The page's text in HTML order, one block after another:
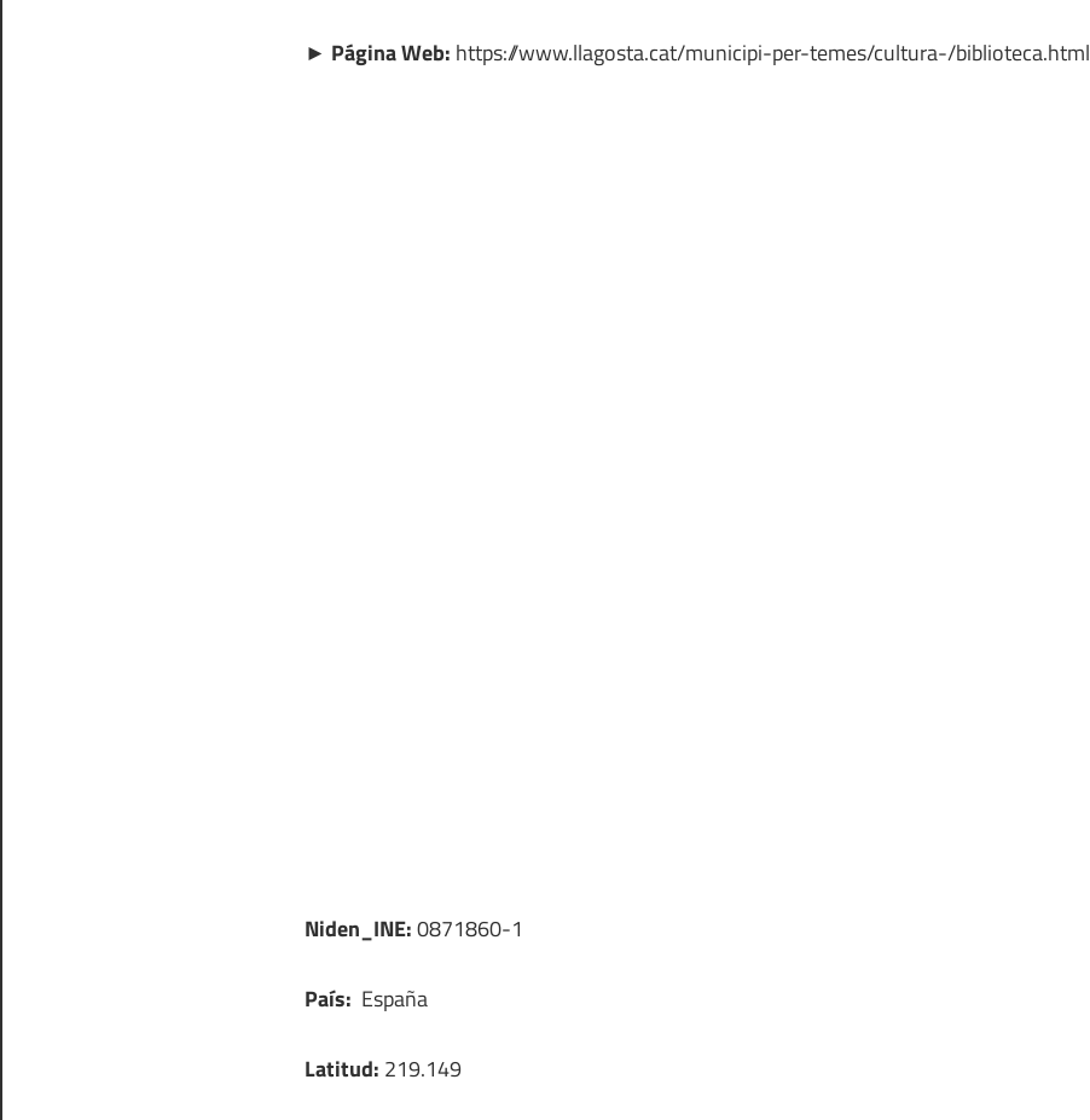
► Página Web: https://www.llagosta.cat/municipi-per-temes/cultura-/biblioteca.html
Niden_INE:0871860-1
País: España
Latitud: 219.149